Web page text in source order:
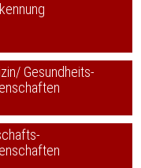
Gesundheits-